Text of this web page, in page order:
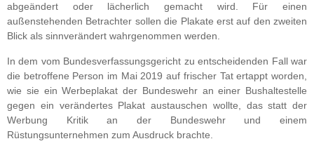
abgeändert oder lächerlich gemacht wird. Für einen
außenstehenden Betrachter sollen die Plakate erst auf den zweiten
Blick als sinnverändert wahrgenommen werden.
In dem vom Bundesverfassungsgericht zu entscheidenden Fall war
die betroffene Person im Mai 2019 auf frischer Tat ertappt worden,
wie sie ein Werbeplakat der Bundeswehr an einer Bushaltestelle
gegen ein verändertes Plakat austauschen wollte, das statt der
Werbung Kritik an der Bundeswehr und einem
Rüstungsunternehmen zum Ausdruck brachte.